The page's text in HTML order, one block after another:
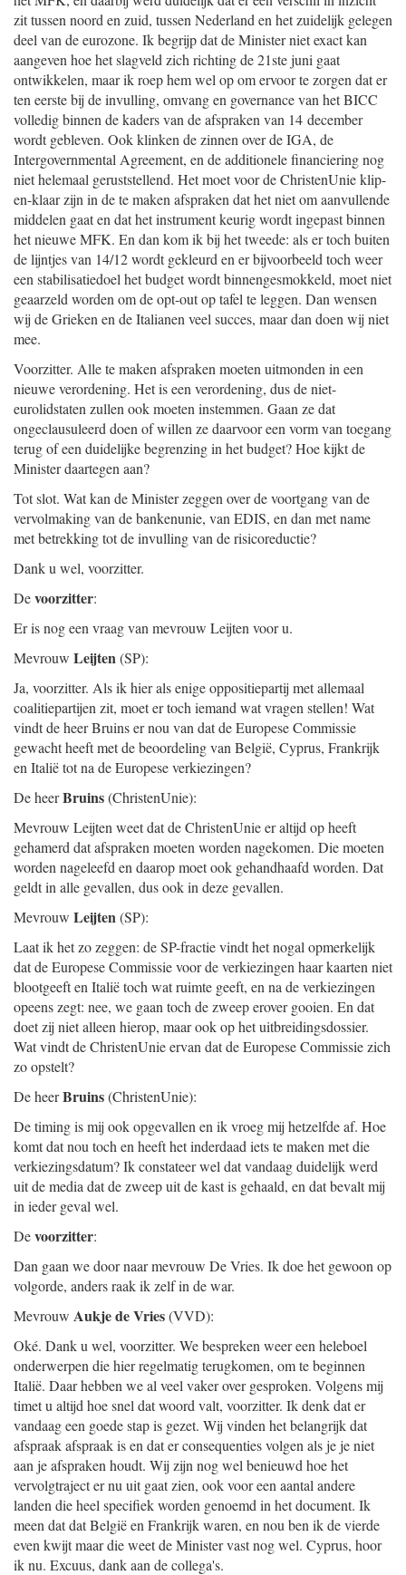
zit tussen noord en zuid, tussen Nederland en het zuidelijk gelegen
deel van de eurozone. Ik begrijp dat de Minister niet exact kan
aangeven hoe het slagveld zich richting de 21ste juni gaat
ontwikkelen, maar ik roep hem wel op om ervoor te zorgen dat er
ten eerste bij de invulling, omvang en governance van het BICC
volledig binnen de kaders van de afspraken van 14 december
wordt gebleven. Ook klinken de zinnen over de IGA, de
Intergovernmental Agreement, en de additionele financiering nog
niet helemaal geruststellend. Het moet voor de ChristenUnie klip-
en-klaar zijn in de te maken afspraken dat het niet om aanvullende
middelen gaat en dat het instrument keurig wordt ingepast binnen
het nieuwe MFK. En dan kom ik bij het tweede: als er toch buiten
de lijntjes van 14/12 wordt gekleurd en er bijvoorbeeld toch weer
een stabilisatiedoel het budget wordt binnengesmokkeld, moet niet
geaarzeld worden om de opt-out op tafel te leggen. Dan wensen
wij de Grieken en de Italianen veel succes, maar dan doen wij niet
mee.
Voorzitter. Alle te maken afspraken moeten uitmonden in een
nieuwe verordening. Het is een verordening, dus de niet-
eurolidstaten zullen ook moeten instemmen. Gaan ze dat
ongeclausuleerd doen of willen ze daarvoor een vorm van toegang
terug of een duidelijke begrenzing in het budget? Hoe kijkt de
Minister daartegen aan?
Tot slot. Wat kan de Minister zeggen over de voortgang van de
vervolmaking van de bankenunie, van EDIS, en dan met name
met betrekking tot de invulling van de risicoreductie?
Dank u wel, voorzitter.
Devoorzitter:
Er is nog een vraag van mevrouw Leijten voor u.
Mevrouw Leijten(SP):
Ja, voorzitter. Als ik hier als enige oppositiepartij met allemaal
coalitiepartijen zit, moet er toch iemand wat vragen stellen! Wat
vindt de heer Bruins er nou van dat de Europese Commissie
gewacht heeft met de beoordeling van België, Cyprus, Frankrijk
en Italië tot na de Europese verkiezingen?
De heerBruins(ChristenUnie):
Mevrouw Leijten weet dat de ChristenUnie er altijd op heeft
gehamerd dat afspraken moeten worden nagekomen. Die moeten
worden nageleefd en daarop moet ook gehandhaafd worden. Dat
geldt in alle gevallen, dus ook in deze gevallen.
Mevrouw Leijten(SP):
Laat ik het zo zeggen: de SP-fractie vindt het nogal opmerkelijk
dat de Europese Commissie voor de verkiezingen haar kaarten niet
blootgeeft en Italië toch wat ruimte geeft, en na de verkiezingen
opeens zegt: nee, we gaan toch de zweep erover gooien. En dat
doet zij niet alleen hierop, maar ook op het uitbreidingsdossier.
Wat vindt de ChristenUnie ervan dat de Europese Commissie zich
zo opstelt?
De heerBruins(ChristenUnie):
De timing is mij ook opgevallen en ik vroeg mij hetzelfde af. Hoe
komt dat nou toch en heeft het inderdaad iets te maken met die
verkiezingsdatum? Ik constateer wel dat vandaag duidelijk werd
uit de media dat de zweep uit de kast is gehaald, en dat bevalt mij
in ieder geval wel.
Devoorzitter:
Dan gaan we door naar mevrouw De Vries. Ik doe het gewoon op
volgorde, anders raak ik zelf in de war.
Mevrouw Aukje de Vries(VVD):
Oké. Dank u wel, voorzitter. We bespreken weer een heleboel
onderwerpen die hier regelmatig terugkomen, om te beginnen
Italië. Daar hebben we al veel vaker over gesproken. Volgens mij
timet u altijd hoe snel dat woord valt, voorzitter. Ik denk dat er
vandaag een goede stap is gezet. Wij vinden het belangrijk dat
afspraak afspraak is en dat er consequenties volgen als je je niet
aan je afspraken houdt. Wij zijn nog wel benieuwd hoe het
vervolgtraject er nu uit gaat zien, ook voor een aantal andere
landen die heel specifiek worden genoemd in het document. Ik
meen dat dat België en Frankrijk waren, en nou ben ik de vierde
even kwijt maar die weet de Minister vast nog wel. Cyprus, hoor
ik nu. Excuus, dank aan de collega's.